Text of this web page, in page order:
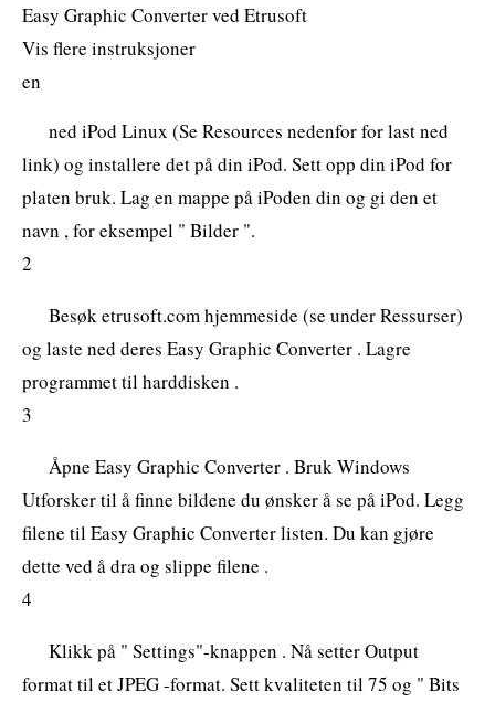
Easy Graphic Converter ved Etrusoft
Vis flere instruksjoner
en
ned iPod Linux (Se Resources nedenfor for last ned
link) og installere det på din iPod. Sett opp din iPod for
platen bruk. Lag en mappe på iPoden din og gi den et
navn , for eksempel " Bilder ".
2
Besøk etrusoft.com hjemmeside (se under Ressurser)
og laste ned deres Easy Graphic Converter . Lagre
programmet til harddisken .
3
Åpne Easy Graphic Converter . Bruk Windows
Utforsker til å finne bildene du ønsker å se på iPod. Legg
filene til Easy Graphic Converter listen. Du kan gjøre
dette ved å dra og slippe filene .
4
Klikk på " Settings"-knappen . Nå setter Output
format til et JPEG -format. Sett kvaliteten til 75 og " Bits